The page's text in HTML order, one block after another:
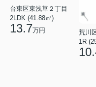
台東区東浅草２丁目
2LDK (41.88㎡)
13.7万円
荒川
1R